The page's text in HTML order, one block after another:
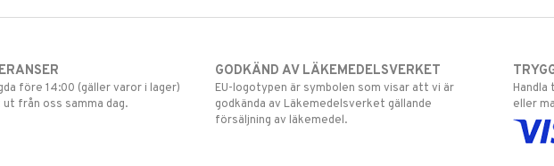
före 14:00 (gäller varor i lager)
från oss samma dag.
GODKÄND AV LÄKEMEDELSVERKET
EU-logotypen är symbolen som visar att vi är
godkända av Läkemedelsverket gällande
försäljning av läkemedel.
eller